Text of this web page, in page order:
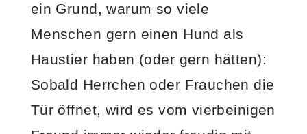
ein Grund, warum so viele
Menschen gern einen Hund als
Haustier haben (oder gern hätten):
Sobald Herrchen oder Frauchen die
Tür öffnet, wird es vom vierbeinigen